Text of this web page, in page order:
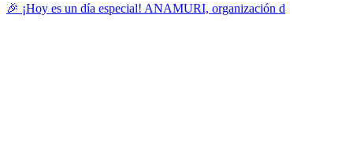
🎉 ¡Hoy es un día especial! ANAMURI, organización d